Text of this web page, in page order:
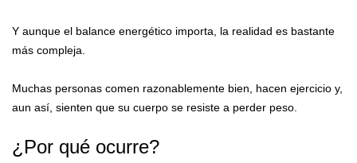
Y aunque el balance energético importa, la realidad es bastante
más compleja.
Muchas personas comen razonablemente bien, hacen ejercicio y,
aun así, sienten que su cuerpo se resiste a perder peso.
¿Por qué ocurre?